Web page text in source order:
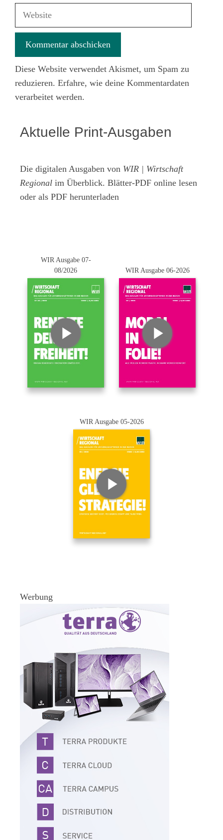
Website
Diese Website verwendet Akismet, um Spam zu
reduzieren. Erfahre, wie deine Kommentardaten
verarbeitet werden.
Aktuelle Print-Ausgaben
Die digitalen Ausgaben von WIR | Wirtschaft
Regional im Überblick. Blätter-PDF online lesen
oder als PDF herunterladen
WIR Ausgabe 07-
08/2026
WIR Ausgabe 06-2026
WIR Ausgabe 05-2026
Werbung